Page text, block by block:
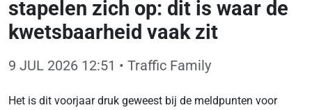
stapelen zich op: dit is waar de
kwetsbaarheid vaak zit
9 JUL 2026 12:51 • Traffic Family
Het is dit voorjaar druk geweest bij de meldpunten voor